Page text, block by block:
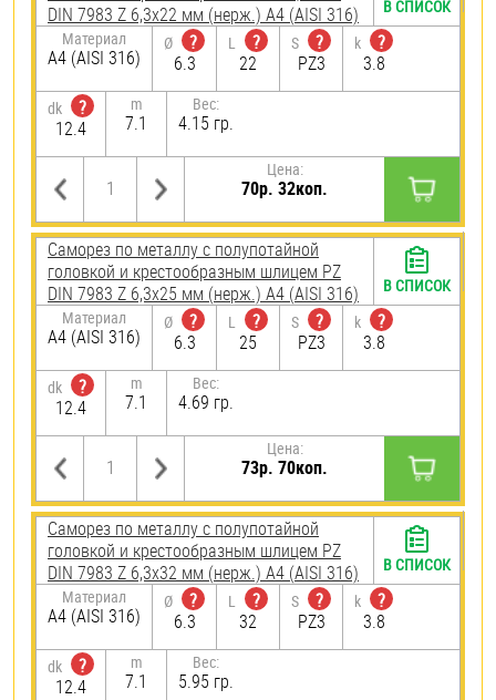
DIN 7983 Z 6,3х22 мм (нерж.) A4 (AISI 316)
Материал
A4 (AISI 316)
Ø
?
6.3
L
?
22
S
?
PZ3
k
?
3.8
dk
?
12.4
m
7.1
Вес:
4.15 гр.
Цена:
70р. 32коп.
В СПИСОК
Саморез по металлу с полупотайной
головкой и крестообразным шлицем PZ
DIN 7983 Z 6,3х25 мм (нерж.) A4 (AISI 316)
Материал
A4 (AISI 316)
Ø
?
6.3
L
?
25
S
?
PZ3
k
?
3.8
dk
?
12.4
m
7.1
Вес:
4.69 гр.
Цена:
73р. 70коп.
В СПИСОК
Саморез по металлу с полупотайной
головкой и крестообразным шлицем PZ
DIN 7983 Z 6,3х32 мм (нерж.) A4 (AISI 316)
Материал
A4 (AISI 316)
Ø
?
6.3
L
?
32
S
?
PZ3
k
?
3.8
dk
?
12.4
m
7.1
Вес:
5.95 гр.
В СПИСОК